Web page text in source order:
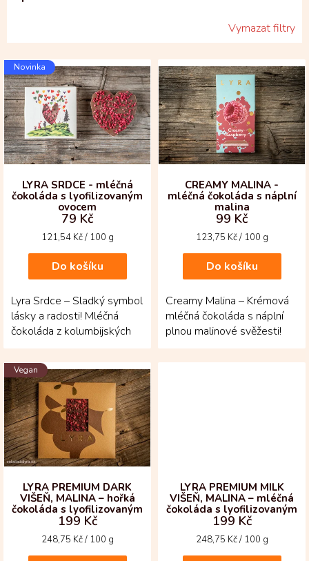
Vymazat filtry
V
ý
p
i
s
p
r
o
u
Novinka
LYRA SRDCE - mléčná
čokoláda s lyofilizovaným
ovocem
79 Kč
Měrná
121,54 Kč / 100 g
Do košíku
Lyra Srdce – Sladký symbol
lásky a radosti! Mléčná
čokoláda z kolumbijských
kakaových bobů ve tvaru
srdce, posypaná...
CREAMY MALINA -
mléčná čokoláda s náplní
malina
99 Kč
Měrná
123,75 Kč / 100 g
Do košíku
Creamy Malina – Krémová
mléčná čokoláda s náplní
plnou malinové svěžesti!
Mléčná 35% čokoláda z
kolumbijských...
Vegan
LYRA PREMIUM DARK
VIŠEŇ, MALINA – hořká
čokoláda s lyofilizovaným
ovocem
199 Kč
Měrná
248,75 Kč / 100 g
LYRA PREMIUM MILK
VIŠEŇ, MALINA – mléčná
čokoláda s lyofilizovaným
ovocem
199 Kč
Měrná
248,75 Kč / 100 g